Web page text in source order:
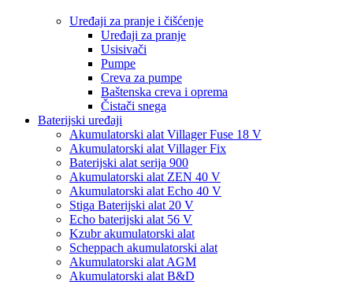
Uređaji za pranje i čišćenje
Uređaji za pranje
Usisivači
Pumpe
Creva za pumpe
Baštenska creva i oprema
Čistači snega
Baterijski uređaji
Akumulatorski alat Villager Fuse 18 V
Akumulatorski alat Villager Fix
Baterijski alat serija 900
Akumulatorski alat ZEN 40 V
Akumulatorski alat Echo 40 V
Stiga Baterijski alat 20 V
Echo baterijski alat 56 V
Kzubr akumulatorski alat
Scheppach akumulatorski alat
Akumulatorski alat AGM
Akumulatorski alat B&D